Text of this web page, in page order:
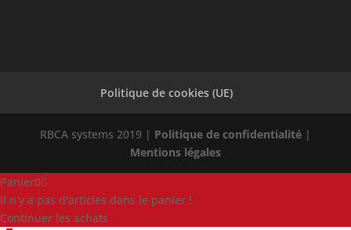
Politique de cookies (UE)
RBCA systems 2019 | Politique de confidentialité|
Mentions légales
Panier0
Il n'y a pas d'articles dans le panier !
Continuer les achats